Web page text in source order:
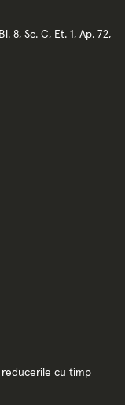
8, Sc. C, Et. 1, Ap. 72,
reducerile cu timp